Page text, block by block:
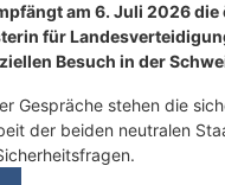
am 6. Juli 2026
für
Besuch in der
Gespräche stehen die
der beiden neutralen